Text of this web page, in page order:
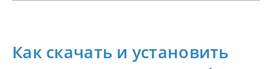
Как скачать и установить